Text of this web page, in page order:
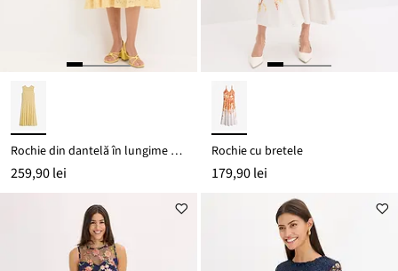
Rochie din dantelă în lungime midi
259,90 lei
Rochie cu bretele
179,90 lei